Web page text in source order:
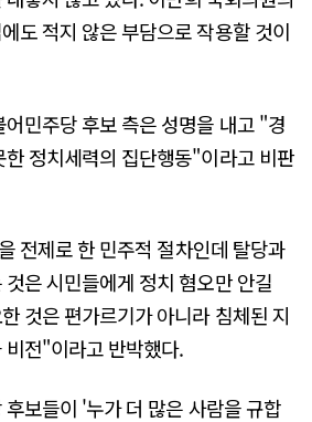
도 적지 않은 부담으로 작용할 것이
민주당 후보 측은 성명을 내고 "경
정치세력의 집단행동"이라고 비판
전제로 한 민주적 절차인데 탈당과
은 시민들에게 정치 혐오만 안길
것은 편가르기가 아니라 침체된 지
전"이라고 반박했다.
보들이 '누가 더 많은 사람을 규합